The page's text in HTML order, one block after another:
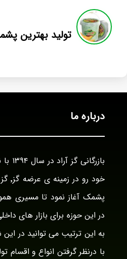
تولید بهترین
درباره ما
پشمک آغاز نمود تا مسیری
در این حوزه برای بازار های
به این ترتیب می توانید در
با درنظر گرفتن انواع و اقسام